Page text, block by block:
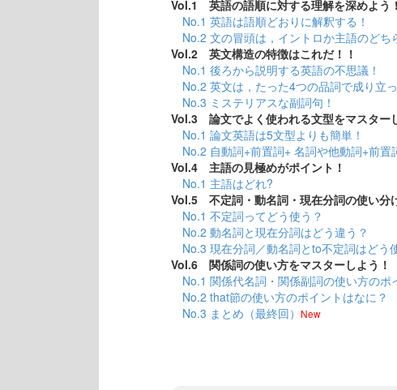
Vol.1 英語の語順に対する理解を深めよう
No.1 英語は語順どおりに解釈する！
No.2 文の冒頭は，イントロか主語のどち
Vol.2 英文構造の特徴はこれだ！！
No.1 後ろから説明する英語の不思議！
No.2 英文は，たった4つの品詞で成り立
No.3 ミステリアスな副詞句！
Vol.3 論文でよく使われる文型をマスター
No.1 論文英語は5文型よりも簡単！
No.2 自動詞+前置詞+ 名詞や他動詞+前
Vol.4 主語の見極めがポイント！
No.1 主語はどれ?
Vol.5 不定詞・動名詞・現在分詞の使い分
No.1 不定詞ってどう使う？
No.2 動名詞と現在分詞はどう違う？
No.3 現在分詞／動名詞とto不定詞はどう
Vol.6 関係詞の使い方をマスターしよう！
No.1 関係代名詞・関係副詞の使い方のポ
No.2 that節の使い方のポイントはなに？
No.3 まとめ（最終回） New